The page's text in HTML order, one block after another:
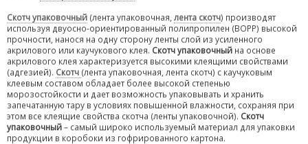
Скотч упаковочный (лента упаковочная, лента скотч) производят
используя двуосно-ориентированный полипропилен (ВОРР) высокой
прочности, нанося на одну сторону ленты слой из усиленного
акрилового или каучукового клея. Скотч упаковочный на основе
акрилового клея характеризуется высокими клеящими свойствами
(адгезией). Скотч (лента упаковочная, лента скотч) с каучуковым
клеевым составом обладает более высокой степенью
морозостойкости и дает возможность упаковывать и хранить
запечатанную тару в условиях повышенной влажности, сохраняя при
этом все клеящие свойства скотча (ленты упаковочной). Скотч
упаковочный– самый широко используемый материал для упаковки
продукции в коробоки из гофрированного картона.